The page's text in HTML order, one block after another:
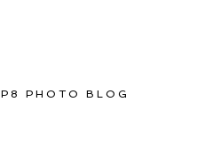
P8 PHOTO BLOG